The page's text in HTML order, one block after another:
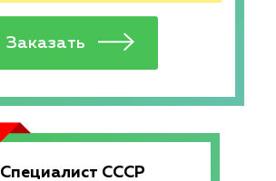
Специалист СССР